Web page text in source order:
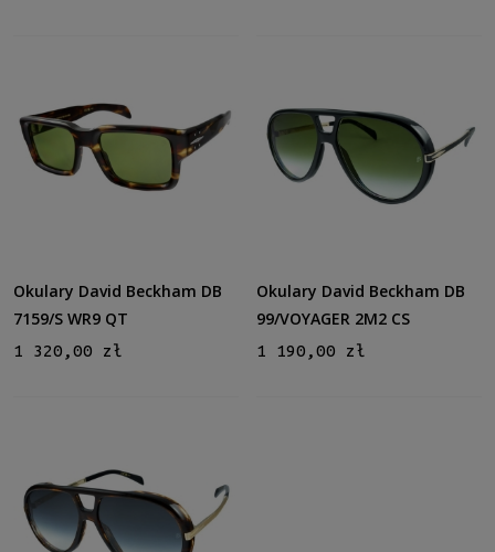
Okulary David Beckham DB
7159/S WR9 QT
1 320,00 zł
Okulary David Beckham DB
99/VOYAGER 2M2 CS
1 190,00 zł